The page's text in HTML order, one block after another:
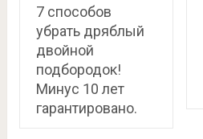
7 способов
убрать дряблый
двойной
подбородок!
Минус 10 лет
гарантировано.